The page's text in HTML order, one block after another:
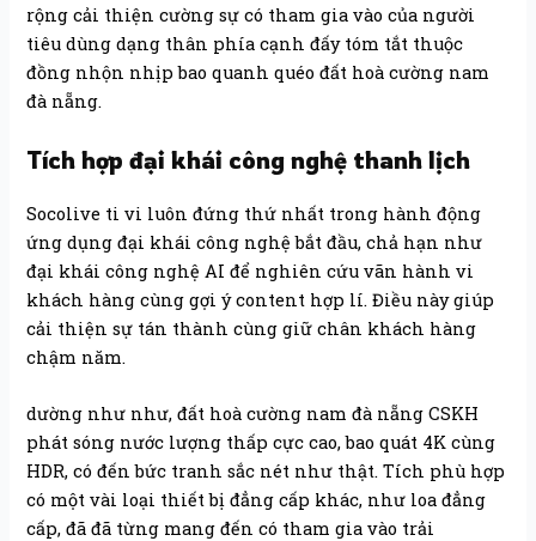
rộng cải thiện cường sự có tham gia vào của người
tiêu dùng dạng thân phía cạnh đấy tóm tắt thuộc
đồng nhộn nhịp bao quanh quéo đất hoà cường nam
đà nẵng.
Tích hợp đại khái công nghệ thanh lịch
Socolive ti vi luôn đứng thứ nhất trong hành động
ứng dụng đại khái công nghệ bắt đầu, chả hạn như
đại khái công nghệ AI để nghiên cứu vãn hành vi
khách hàng cùng gợi ý content hợp lí. Điều này giúp
cải thiện sự tán thành cùng giữ chân khách hàng
chậm năm.
dường như như, đất hoà cường nam đà nẵng CSKH
phát sóng nước lượng thấp cực cao, bao quát 4K cùng
HDR, có đến bức tranh sắc nét như thật. Tích phù hợp
có một vài loại thiết bị đẳng cấp khác, như loa đẳng
cấp, đã đã từng mang đến có tham gia vào trải